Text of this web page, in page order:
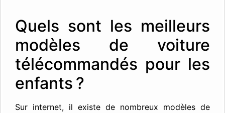
Quels sont les meilleurs
modèles de voiture
télécommandés pour les
enfants ?
Sur internet, il existe de nombreux modèles de